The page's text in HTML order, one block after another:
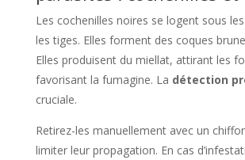
Les cochenilles noires se logent sous
les tiges. Elles forment des coques
Elles produisent du miellat, attirant les
favorisant la fumagine. La détection
cruciale.
Retirez-les manuellement avec un
limiter leur propagation. En cas